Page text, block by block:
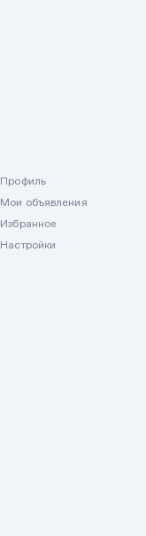
Профиль
Мои объявления
Избранное
Настройки